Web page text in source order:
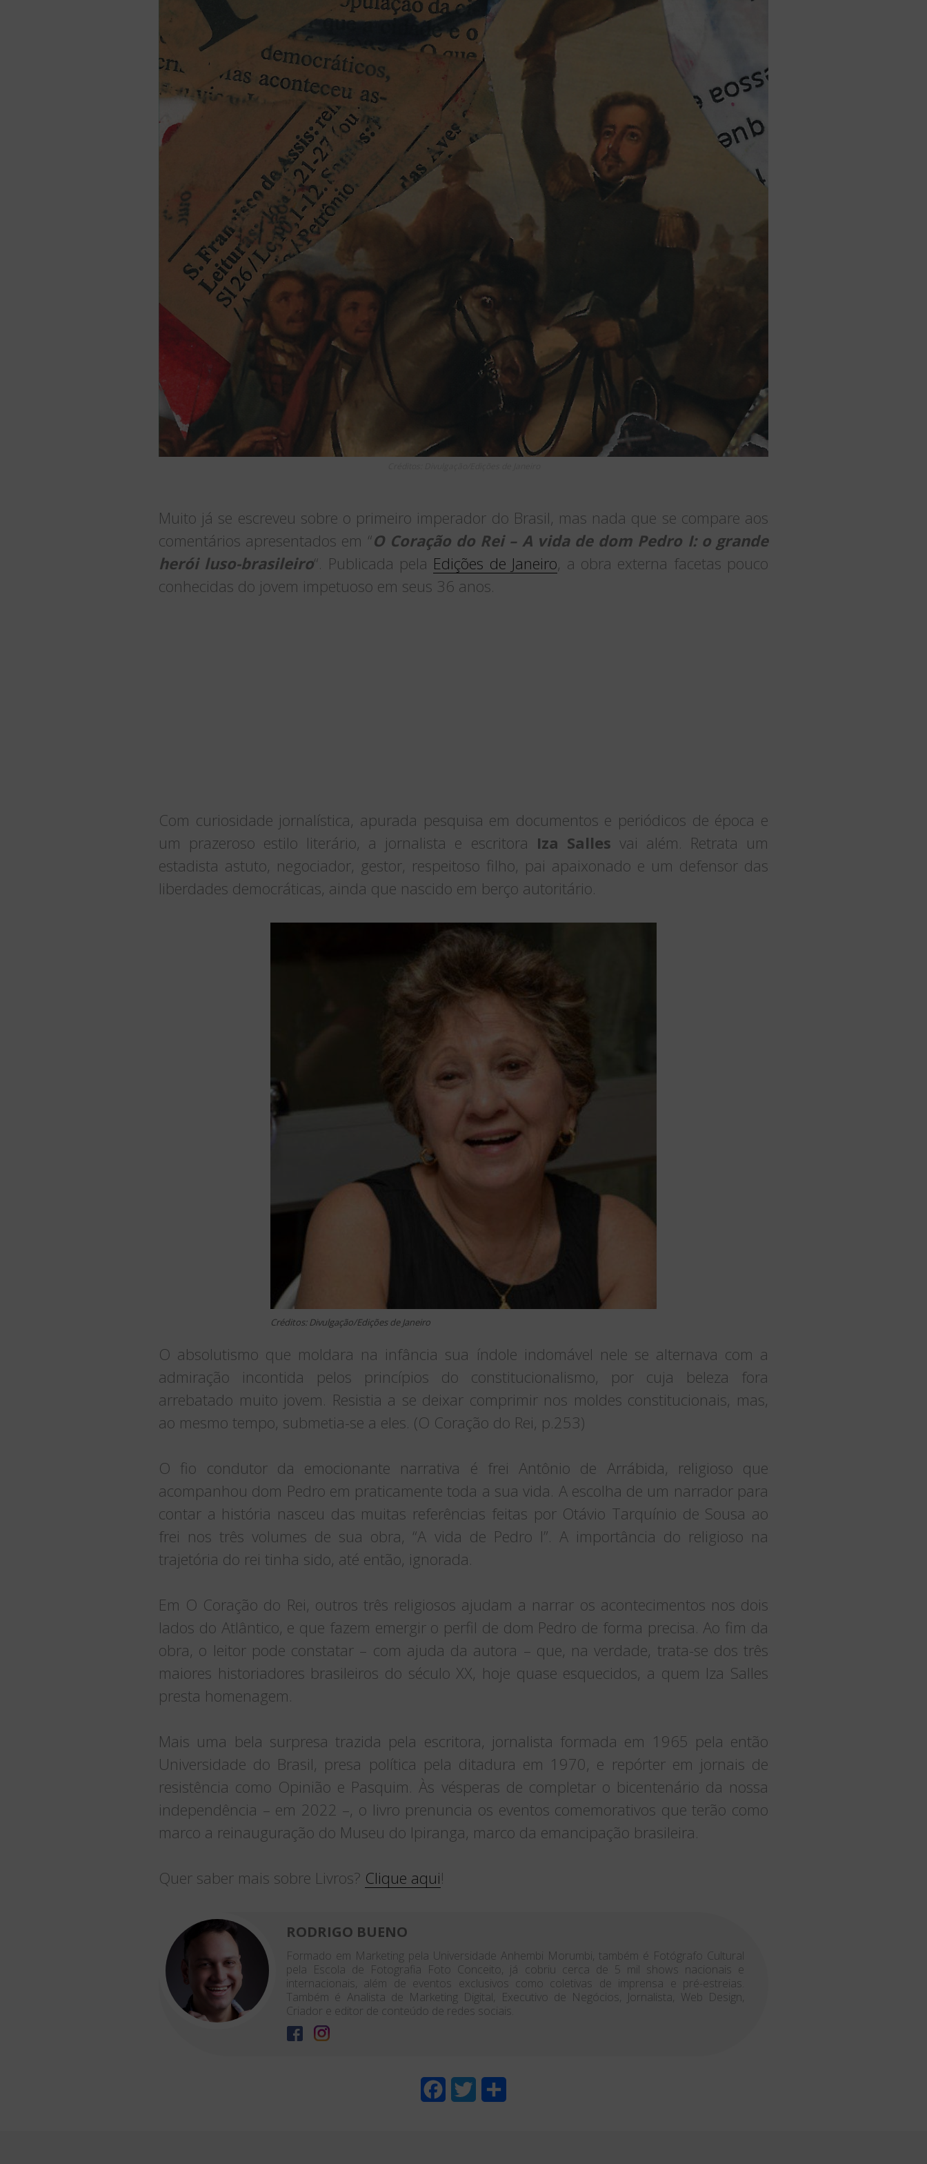
Muito já se escreveu sobre o primeiro imperador do Brasil, mas nada que se compare aos
comentários apresentados em “O Coração do Rei – A vida de dom Pedro I: o grande
herói luso-brasileiro“. Publicada pela Edições de Janeiro, a obra externa facetas pouco
conhecidas do jovem impetuoso em seus 36 anos.
Com curiosidade jornalística, apurada pesquisa em documentos e periódicos de época e
um prazeroso estilo literário, a jornalista e escritora Iza Salles vai além. Retrata um
estadista astuto, negociador, gestor, respeitoso filho, pai apaixonado e um defensor das
liberdades democráticas, ainda que nascido em berço autoritário.
Créditos: Divulgação/Edições de Janeiro
O absolutismo que moldara na infância sua índole indomável nele se alternava com a
admiração incontida pelos princípios do constitucionalismo, por cuja beleza fora
arrebatado muito jovem. Resistia a se deixar comprimir nos moldes constitucionais, mas,
ao mesmo tempo, submetia-se a eles. (O Coração do Rei, p.253)
O fio condutor da emocionante narrativa é frei Antônio de Arrábida, religioso que
acompanhou dom Pedro em praticamente toda a sua vida. A escolha de um narrador para
contar a história nasceu das muitas referências feitas por Otávio Tarquínio de Sousa ao
frei nos três volumes de sua obra, “A vida de Pedro I”. A importância do religioso na
trajetória do rei tinha sido, até então, ignorada.
Em O Coração do Rei, outros três religiosos ajudam a narrar os acontecimentos nos dois
lados do Atlântico, e que fazem emergir o perfil de dom Pedro de forma precisa. Ao fim da
obra, o leitor pode constatar – com ajuda da autora – que, na verdade, trata-se dos três
maiores historiadores brasileiros do século XX, hoje quase esquecidos, a quem Iza Salles
presta homenagem.
Mais uma bela surpresa trazida pela escritora, jornalista formada em 1965 pela então
Universidade do Brasil, presa política pela ditadura em 1970, e repórter em jornais de
resistência como Opinião e Pasquim. Às vésperas de completar o bicentenário da nossa
independência – em 2022 –, o livro prenuncia os eventos comemorativos que terão como
marco a reinauguração do Museu do Ipiranga, marco da emancipação brasileira.
Quer saber mais sobre Livros? Clique aqui!
RODRIGO BUENO
Formado em Marketing pela Universidade Anhembi Morumbi, também é Fotógrafo Cultural
pela Escola de Fotografia Foto Conceito, já cobriu cerca de 5 mil shows nacionais e
internacionais, além de eventos exclusivos como coletivas de imprensa e pré-estreias.
Também é Analista de Marketing Digital, Executivo de Negócios, Jornalista, Web Design,
Criador e editor de conteúdo de redes sociais.